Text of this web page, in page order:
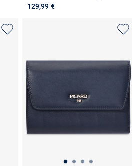
129,99 €